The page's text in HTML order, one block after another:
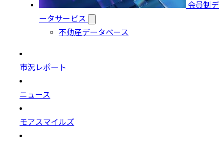
会員制デ
ータサービス
不動産データベース
市況レポート
ニュース
モアスマイルズ